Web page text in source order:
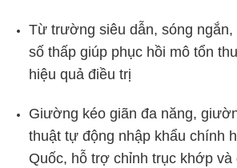
Từ trường siêu dẫn, sóng ngắn,
số thấp giúp phục hồi mô tổn
hiệu quả điều trị
Giường kéo giãn đa năng,
thuật tự động nhập khẩu chính
Quốc, hỗ trợ chỉnh trục khớp và